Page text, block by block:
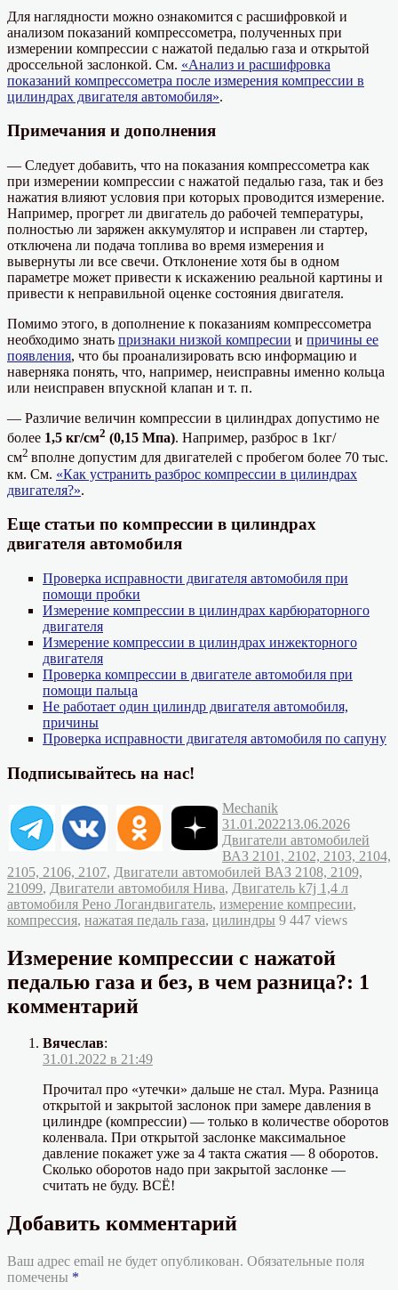
Для наглядности можно ознакомится с расшифровкой и
анализом показаний компрессометра, полученных при
измерении компрессии с нажатой педалью газа и открытой
дроссельной заслонкой. См. «Анализ и расшифровка
показаний компрессометра после измерения компрессии в
цилиндрах двигателя автомобиля».
Примечания и дополнения
— Следует добавить, что на показания компрессометра как
при измерении компрессии с нажатой педалью газа, так и без
нажатия влияют условия при которых проводится измерение.
Например, прогрет ли двигатель до рабочей температуры,
полностью ли заряжен аккумулятор и исправен ли стартер,
отключена ли подача топлива во время измерения и
вывернуты ли все свечи. Отклонение хотя бы в одном
параметре может привести к искажению реальной картины и
привести к неправильной оценке состояния двигателя.
Помимо этого, в дополнение к показаниям компрессометра
необходимо знать признаки низкой компресии и причины ее
появления, что бы проанализировать всю информацию и
наверняка понять, что, например, неисправны именно кольца
или неисправен впускной клапан и т. п.
— Различие величин компрессии в цилиндрах допустимо не
более 1,5 кг/см2 (0,15 Мпа). Например, разброс в 1кг/
см2 вполне допустим для двигателей с пробегом более 70 тыс.
км. См. «Как устранить разброс компрессии в цилиндрах
двигателя?».
Еще статьи по компрессии в цилиндрах
двигателя автомобиля
Проверка исправности двигателя автомобиля при
помощи пробки
Измерение компрессии в цилиндрах карбюраторного
двигателя
Измерение компрессии в цилиндрах инжекторного
двигателя
Проверка компрессии в двигателе автомобиля при
помощи пальца
Не работает один цилиндр двигателя автомобиля,
причины
Проверка исправности двигателя автомобиля по сапуну
Подписывайтесь на нас!
Автор
MechanikОпубликовано
31.01.202213.06.2026
Двигатели автомобилей
ВАЗ 2101, 2102, 2103, 2104,
2105, 2106, 2107, Двигатели автомобилей ВАЗ 2108, 2109,
21099, Двигатели автомобиля Нива, Двигатель k7j 1,4 л
автомобиля Рено ЛоганМетки
двигатель, измерение компресии,
компрессия, нажатая педаль газа, цилиндры 9 447 views
Измерение компрессии с нажатой
педалью газа и без, в чем разница?: 1
комментарий
Вячеслав:
31.01.2022 в 21:49
Прочитал про «утечки» дальше не стал. Мура. Разница
открытой и закрытой заслонок при замере давления в
цилиндре (компрессии) — только в количестве оборотов
коленвала. При открытой заслонке максимальное
давление покажет уже за 4 такта сжатия — 8 оборотов.
Сколько оборотов надо при закрытой заслонке —
считать не буду. ВСЁ!
Добавить комментарий
Ваш адрес email не будет опубликован. Обязательные поля
помечены *